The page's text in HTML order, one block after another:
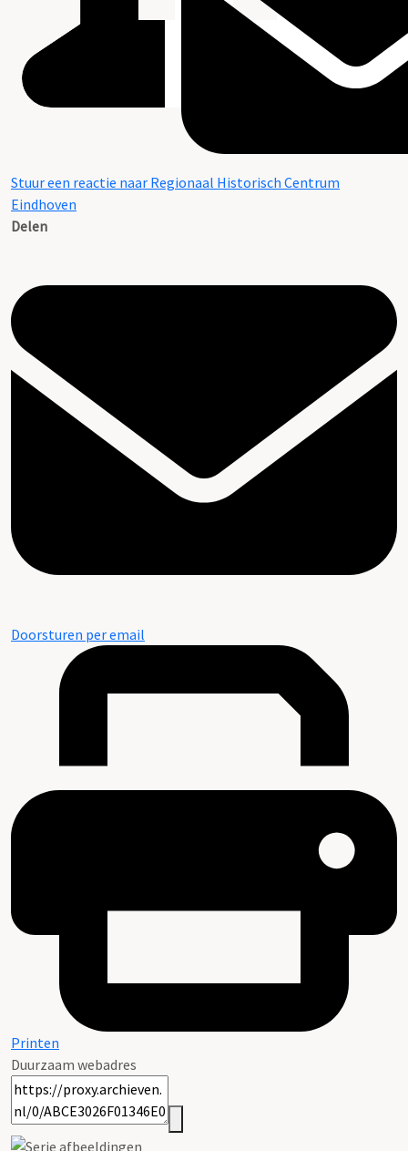
Stuur een reactie naar Regionaal Historisch Centrum
Eindhoven
Delen
Doorsturen per email
Printen
Duurzaam webadres